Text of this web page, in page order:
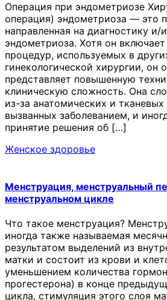
Операция при эндометриозе
операция) эндометриоза — это
направленная на диагностику и/
эндометриоза. Хотя он
процедур, используемых в
гинекологической хирургии, он
представляет повышенную
клиническую сложность. Она
из-за анатомических и
вызванных заболеванием, и
принятие решения об […]
Женское здоровье
Менструация, менструальный
менструальном цикле
Что такое менструация?
иногда также называемая
результатом выделений из
матки и состоит из крови и
уменьшением количества
прогестерона) в конце
цикла, стимуляция этого слоя